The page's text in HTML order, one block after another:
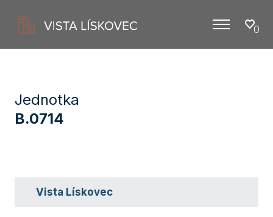
Menu 0
Jednotka
B.0714
Vista Lískovec